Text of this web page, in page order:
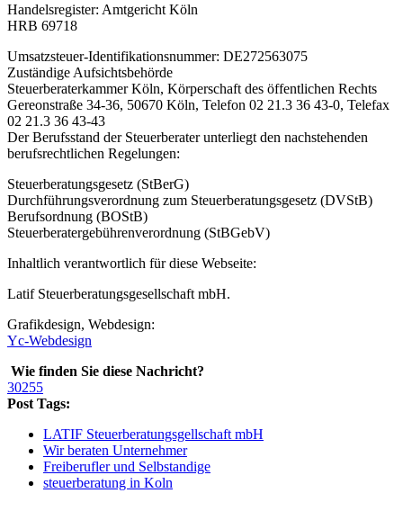
Handelsregister: Amtgericht Köln
HRB 69718
Umsatzsteuer-Identifikationsnummer: DE272563075
Zuständige Aufsichtsbehörde
Steuerberaterkammer Köln, Körperschaft des öffentlichen Rechts
Gereonstraße 34-36, 50670 Köln, Telefon 02 21.3 36 43-0, Telefax
02 21.3 36 43-43
Der Berufsstand der Steuerberater unterliegt den nachstehenden
berufsrechtlichen Regelungen:
Steuerberatungsgesetz (StBerG)
Durchführungsverordnung zum Steuerberatungsgesetz (DVStB)
Berufsordnung (BOStB)
Steuerberatergebührenverordnung (StBGebV)
Inhaltlich verantwortlich für diese Webseite:
Latif Steuerberatungsgesellschaft mbH.
Grafikdesign, Webdesign:
Yc-Webdesign
Wie finden Sie diese Nachricht?
30255
Post Tags:
LATIF Steuerberatungsgellschaft mbH
Wir beraten Unternehmer
Freiberufler und Selbstandige
steuerberatung in Koln